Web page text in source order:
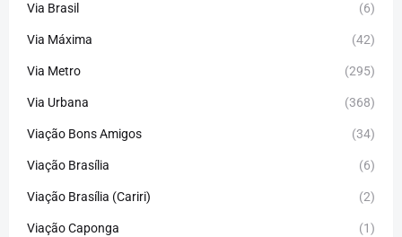
Via Brasil (6)
Via Máxima (42)
Via Metro (295)
Via Urbana (368)
Viação Bons Amigos (34)
Viação Brasília (6)
Viação Brasília (Cariri) (2)
Viação Caponga (1)